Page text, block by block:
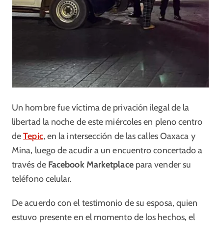
Un hombre fue víctima de privación ilegal de la
libertad la noche de este miércoles en pleno centro
deTepic, en la intersección de las calles Oaxaca y
Mina, luego de acudir a un encuentro concertado a
través de FacebookMarketplacepara vender su
teléfono celular.
De acuerdo con el testimonio de su esposa, quien
estuvo presente en el momento de los hechos, el